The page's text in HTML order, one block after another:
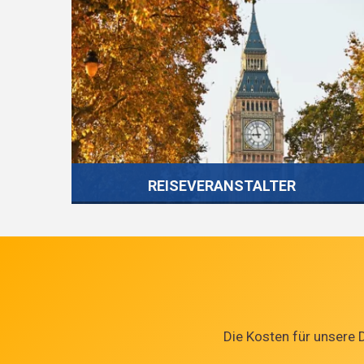
Shopbetreiber sind Kämpfer – und lassen sich
weder von Abmahnern noch von Hoch-
Retournierern oder der Konkurrenz das
Geschäft verderben. Mit uns können Sie
zumindest mal das Steuerthema aus dem
Warenkorb Ihrer To-Dos löschen– denn darum
kümmern wir uns. Versandkostenfrei.
REISEVERANSTALTER
Hotelzimmerkontingente – wenn
Die Kosten für unsere